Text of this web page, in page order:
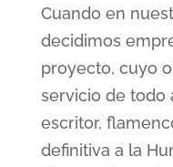
Cuando en
decidimos
proyecto, cuyo
servicio de todo
escritor,
definitiva a la